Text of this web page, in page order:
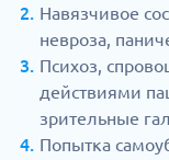
Навязчивое
невроза,
Психоз,
действиями
зрительные
Попытка